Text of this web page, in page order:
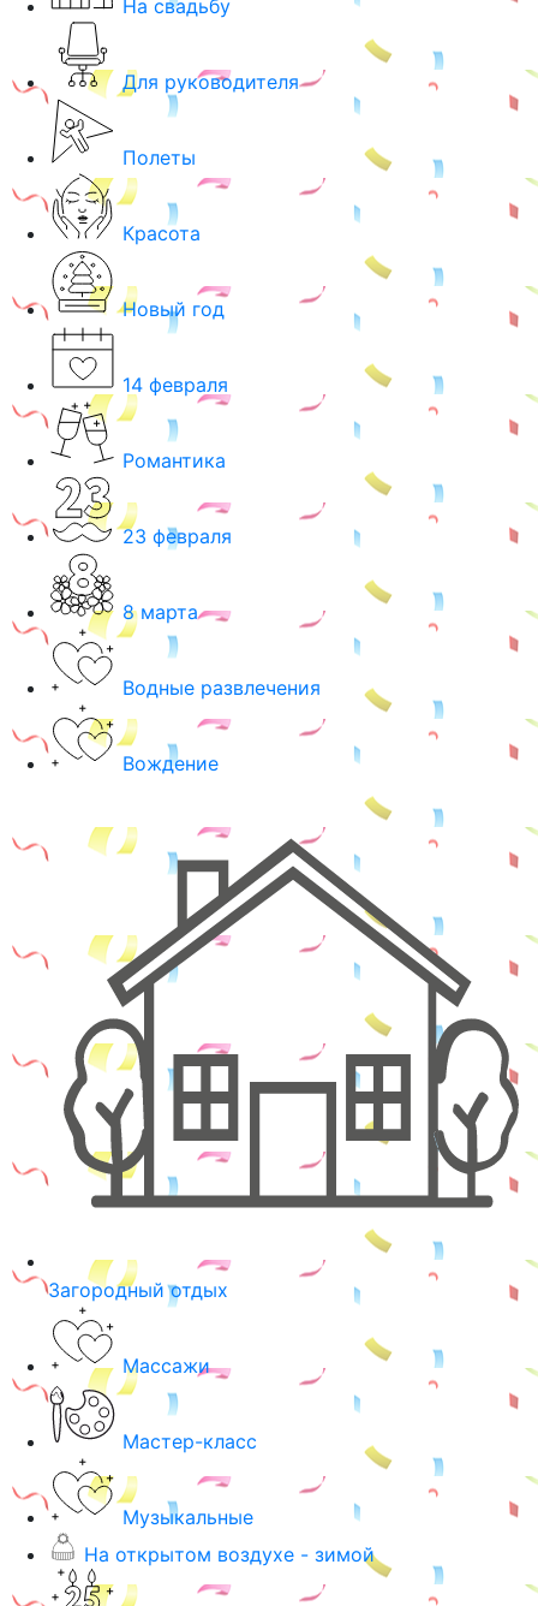
На свадьбу
Для руководителя
Полеты
Красота
Новый год
14 февраля
Романтика
23 февраля
8 марта
Водные развлечения
Вождение
Загородный отдых
Массажи
Мастер-класс
Музыкальные
На открытом воздухе - зимой